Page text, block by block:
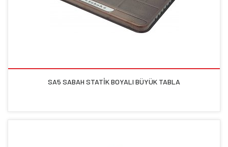
SA5 SABAH STATİK BOYALI BÜYÜK TABLA